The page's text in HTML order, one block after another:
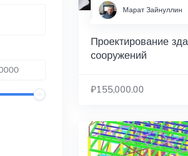
Марат Зайнуллин
Проектирование
сооружений
₽155,000.00